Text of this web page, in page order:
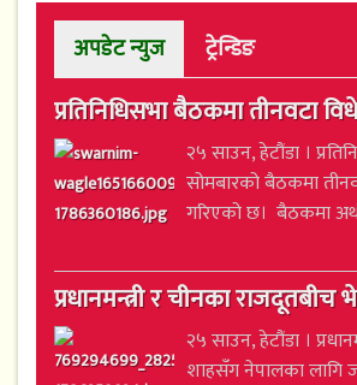
अपडेट न्युज ट्रेन्डिङ
प्रतिनिधिसभा बैठकमा तीनवटा
२५ साउन, हेटौंडा ।
सोमबारको बैठकमा
गरिएको छ। बैठकमा
प्रधानमन्त्री र चीनका राजदूतबीच
२५ साउन, हेटौंडा ।
शाहसँग नेपालका लागि